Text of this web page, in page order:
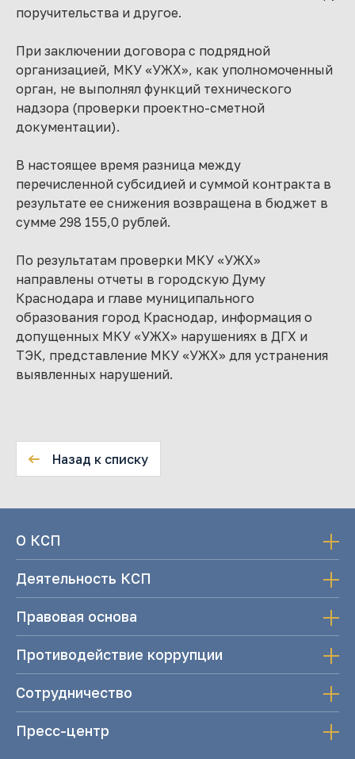
поручительства и другое.
При заключении договора с подрядной
организацией, МКУ «УЖХ», как уполномоченный
орган, не выполнял функций технического
надзора (проверки проектно-сметной
документации).
В настоящее время разница между
перечисленной субсидией и суммой контракта в
результате ее снижения возвращена в бюджет в
сумме 298 155,0 рублей.
По результатам проверки МКУ «УЖХ»
направлены отчеты в городскую Думу
Краснодара и главе муниципального
образования город Краснодар, информация о
допущенных МКУ «УЖХ» нарушениях в ДГХ и
ТЭК, представление МКУ «УЖХ» для устранения
выявленных нарушений.
Назад к списку
О КСП
Деятельность КСП
Правовая основа
Противодействие коррупции
Сотрудничество
Пресс-центр